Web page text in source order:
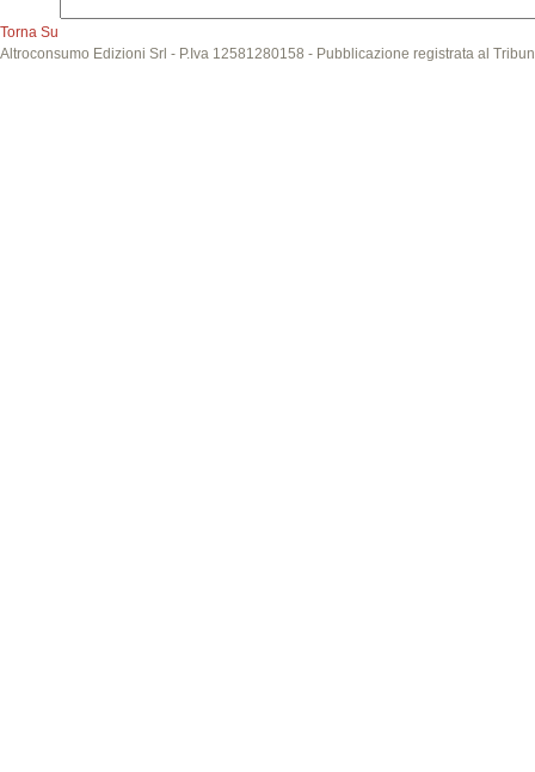
Torna Su
Altroconsumo Edizioni Srl - P.Iva 12581280158 - Pubblicazione registrata al